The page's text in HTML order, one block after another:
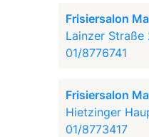
Frisiersalon
Lainzer Straße
01/8776741
Frisiersalon
Hietzinger
01/8773417